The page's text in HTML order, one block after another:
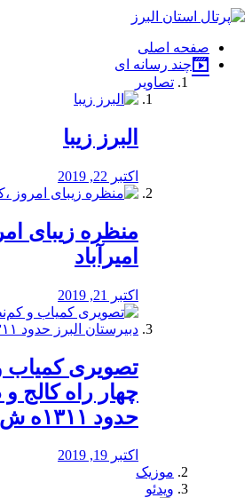
فصد
شرق
تهران
خشکشویی
صفحه اصلی
چند رسانه ای
تصاویر
البرز زیبا
اکتبر 22, 2019
منظره‌‌ زیبای
امیرآباد
اکتبر 21, 2019
️تصویری کمیاب
چهار راه كالج و
حدود ۱۳۱۱ه ش
اکتبر 19, 2019
موزیک
ویدئو